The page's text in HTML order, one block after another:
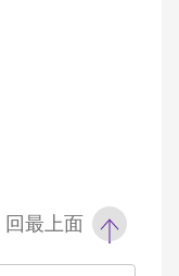
回最上面